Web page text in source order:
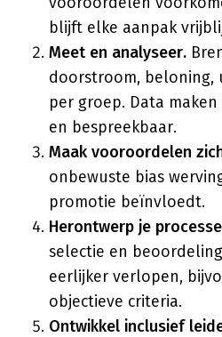
blijft elke aanpak
Meet en analyseer.
doorstroom, beloning,
per groep. Data
en bespreekbaar.
Maak vooroordelen
onbewuste bias
promotie beïnvloedt.
Herontwerp je
selectie en
eerlijker verlopen,
objectieve criteria.
Ontwikkel inclusief